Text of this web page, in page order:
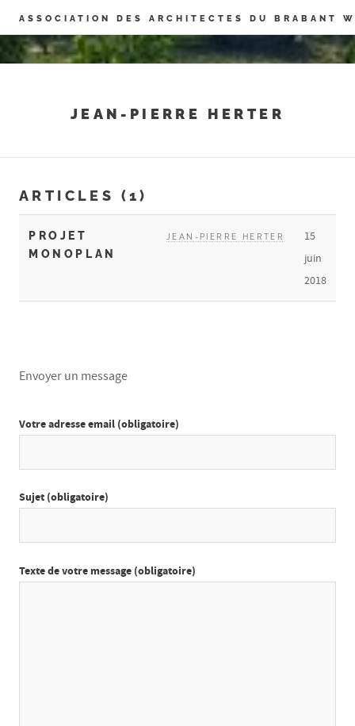
Panneau de gestion des cookies
ASSOCIATION DES ARCHITECTES DU BRABANT
JEAN-PIERRE HERTER
ARTICLES (1)
PROJET
MONOPLAN
JEAN-PIERRE HERTER
15
juin
2018
Envoyer un message
Votre adresse email (obligatoire)
Sujet (obligatoire)
Texte de votre message (obligatoire)